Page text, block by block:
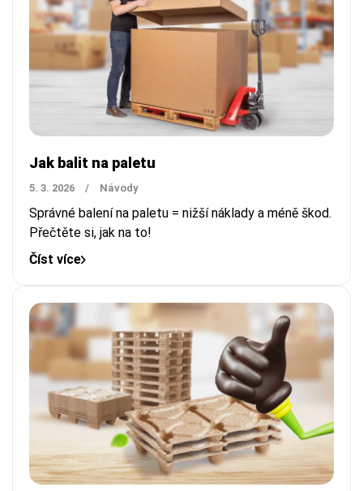
Jak balit na paletu
5. 3. 2026 / Návody
Správné balení na paletu = nižší náklady a méně škod.
Přečtěte si, jak na to!
Číst více